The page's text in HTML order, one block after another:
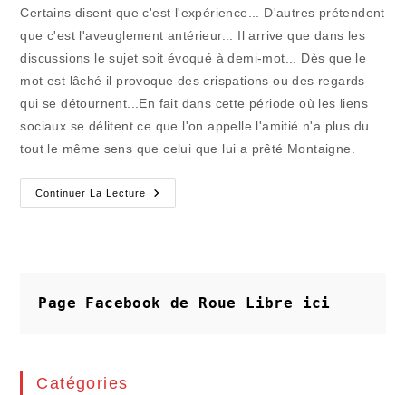
publication :
Certains disent que c'est l'expérience... D'autres prétendent
que c'est l'aveuglement antérieur... Il arrive que dans les
discussions le sujet soit évoqué à demi-mot... Dès que le
mot est lâché il provoque des crispations ou des regards
qui se détournent...En fait dans cette période où les liens
sociaux se délitent ce que l'on appelle l'amitié n'a plus du
tout le même sens que celui que lui a prêté Montaigne.
Continuer La Lecture
Les
Amitiés
Page Facebook de Roue Libre ici
Catégories